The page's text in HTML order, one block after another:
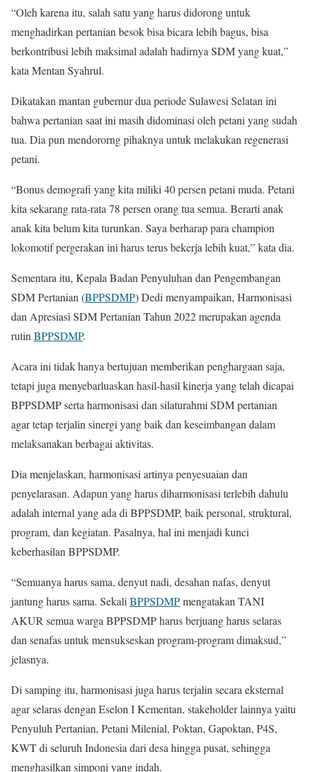
“Oleh karena itu, salah satu yang harus didorong untuk
menghadirkan pertanian besok bisa bicara lebih bagus, bisa
berkontribusi lebih maksimal adalah hadirnya SDM yang kuat,”
kata Mentan Syahrul.
Dikatakan mantan gubernur dua periode Sulawesi Selatan ini
bahwa pertanian saat ini masih didominasi oleh petani yang sudah
tua. Dia pun mendororng pihaknya untuk melakukan regenerasi
petani.
“Bonus demografi yang kita miliki 40 persen petani muda. Petani
kita sekarang rata-rata 78 persen orang tua semua. Berarti anak
anak kita belum kita turunkan. Saya berharap para champion
lokomotif pergerakan ini harus terus bekerja lebih kuat,” kata dia.
Sementara itu, Kepala Badan Penyuluhan dan Pengembangan
SDM Pertanian (BPPSDMP) Dedi menyampaikan, Harmonisasi
dan Apresiasi SDM Pertanian Tahun 2022 merupakan agenda
rutin BPPSDMP.
Acara ini tidak hanya bertujuan memberikan penghargaan saja,
tetapi juga menyebarluaskan hasil-hasil kinerja yang telah dicapai
BPPSDMP serta harmonisasi dan silaturahmi SDM pertanian
agar tetap terjalin sinergi yang baik dan keseimbangan dalam
melaksanakan berbagai aktivitas.
Dia menjelaskan, harmonisasi artinya penyesuaian dan
penyelarasan. Adapun yang harus diharmonisasi terlebih dahulu
adalah internal yang ada di BPPSDMP, baik personal, struktural,
program, dan kegiatan. Pasalnya, hal ini menjadi kunci
keberhasilan BPPSDMP.
“Semuanya harus sama, denyut nadi, desahan nafas, denyut
jantung harus sama. Sekali BPPSDMPmengatakan TANI
AKUR semua warga BPPSDMP harus berjuang harus selaras
dan senafas untuk mensukseskan program-program dimaksud,”
jelasnya.
Di samping itu, harmonisasi juga harus terjalin secara eksternal
agar selaras dengan Eselon I Kementan, stakeholder lainnya yaitu
Penyuluh Pertanian, Petani Milenial, Poktan, Gapoktan, P4S,
KWT di seluruh Indonesia dari desa hingga pusat, sehingga
menghasilkan simponi yang indah.